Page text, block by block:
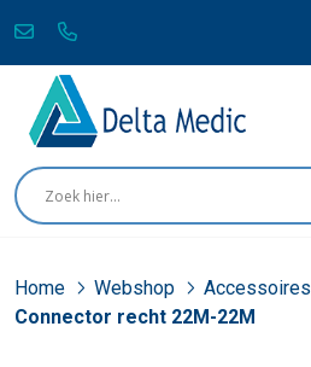
Home Webshop Accessoires
Connector recht 22M-22M